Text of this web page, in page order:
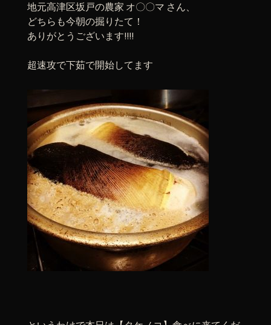
地元高津区坂戸の農家 オ〇〇マ さん、
どちらも今朝の掘りたて！
ありがとうございます!!!!
超速攻で下茹で開始してます